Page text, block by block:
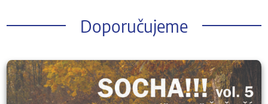
Doporučujeme